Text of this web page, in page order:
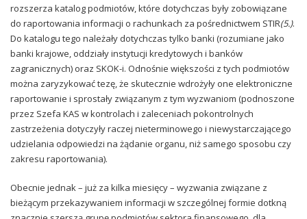
rozszerza katalog podmiotów, które dotychczas były zobowiązane
do raportowania informacji o rachunkach za pośrednictwem STIR(5.).
Do katalogu tego należały dotychczas tylko banki (rozumiane jako
banki krajowe, oddziały instytucji kredytowych i banków
zagranicznych) oraz SKOK-i. Odnośnie większości z tych podmiotów
można zaryzykować tezę, że skutecznie wdrożyły one elektroniczne
raportowanie i sprostały związanym z tym wyzwaniom (podnoszone
przez Szefa KAS w kontrolach i zaleceniach pokontrolnych
zastrzeżenia dotyczyły raczej nieterminowego i niewystarczającego
udzielania odpowiedzi na żądanie organu, niż samego sposobu czy
zakresu raportowania).
Obecnie jednak – już za kilka miesięcy – wyzwania związane z
bieżącym przekazywaniem informacji w szczególnej formie dotkną